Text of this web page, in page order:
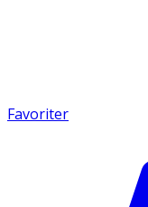
Favoriter